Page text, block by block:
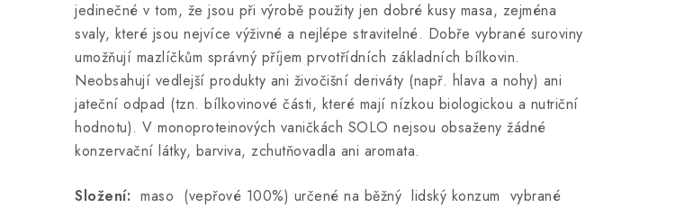
jedinečné v tom, že jsou při výrobě použity jen dobré kusy masa, zejména
svaly, které jsou nejvíce výživné a nejlépe stravitelné. Dobře vybrané suroviny
umožňují mazlíčkům správný příjem prvotřídních základních bílkovin.
Neobsahují vedlejší produkty ani živočišní deriváty (např. hlava a nohy) ani
jateční odpad (tzn. bílkovinové části, které mají nízkou biologickou a nutriční
hodnotu). V monoproteinových vaničkách SOLO nejsou obsaženy žádné
konzervační látky, barviva, zchutňovadla ani aromata.
Složení: maso (vepřové 100%) určené na běžný lidský konzum vybrané